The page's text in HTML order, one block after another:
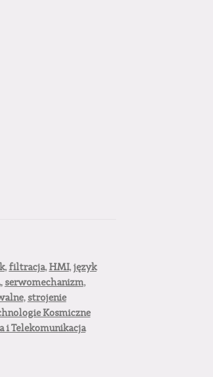
,filtracja,HMI,język
, serwomechanizm,
, strojenie
Kosmiczne
i Telekomunikacja